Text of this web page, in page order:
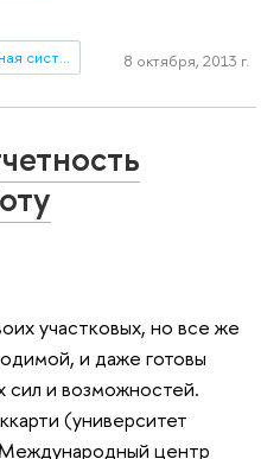
российская правоохранительная система 8 октября, 2013 г.
участковых, но все же
и даже готовы
сил и возможностей.
(университет
центр